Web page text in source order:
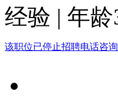
经验 | 年龄
该职位已停止招聘电话咨询